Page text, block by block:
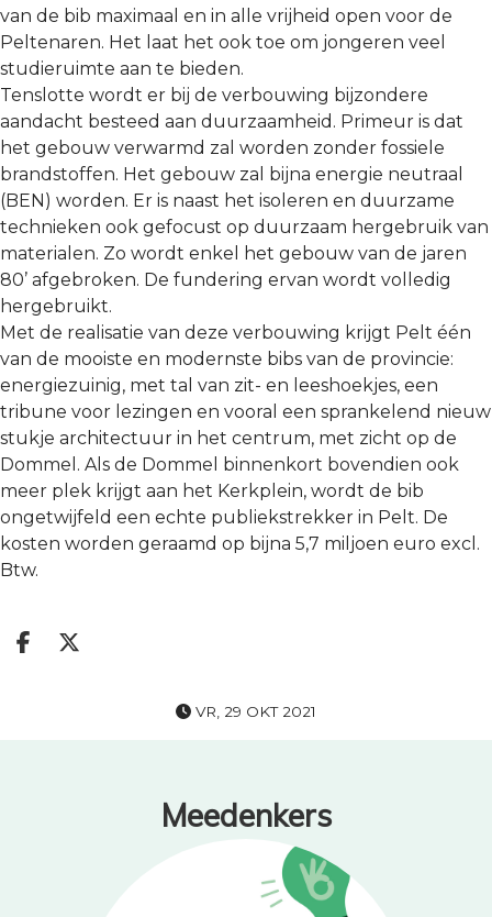
van de bib maximaal en in alle vrijheid open voor de
Peltenaren. Het laat het ook toe om jongeren veel
studieruimte aan te bieden.
Tenslotte wordt er bij de verbouwing bijzondere
aandacht besteed aan duurzaamheid. Primeur is dat
het gebouw verwarmd zal worden zonder fossiele
brandstoffen. Het gebouw zal bijna energie neutraal
(BEN) worden. Er is naast het isoleren en duurzame
technieken ook gefocust op duurzaam hergebruik van
materialen. Zo wordt enkel het gebouw van de jaren
80’ afgebroken. De fundering ervan wordt volledig
hergebruikt.
Met de realisatie van deze verbouwing krijgt Pelt één
van de mooiste en modernste bibs van de provincie:
energiezuinig, met tal van zit- en leeshoekjes, een
tribune voor lezingen en vooral een sprankelend nieuw
stukje architectuur in het centrum, met zicht op de
Dommel. Als de Dommel binnenkort bovendien ook
meer plek krijgt aan het Kerkplein, wordt de bib
ongetwijfeld een echte publiekstrekker in Pelt. De
kosten worden geraamd op bijna 5,7 miljoen euro excl.
Btw.
Deel op facebook
Deel op X
VR, 29 OKT 2021
Meedenkers